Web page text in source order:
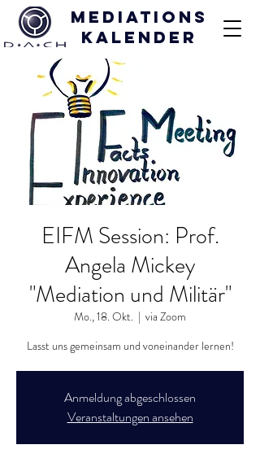
Mediations
kalender
EIFM Session: Prof.
Angela Mickey
"Mediation und Militär"
Mo., 18. Okt.
  |
via Zoom
Lasst uns gemeinsam und voneinander lernen!
Anmeldung abgeschlossen
Veranstaltungen ansehen